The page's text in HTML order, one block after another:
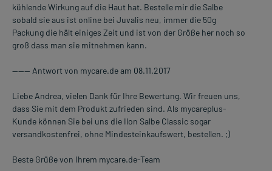
Hautstelle(n) gereinigt und desinfiziert werden. Die mit dem
Arzneimittel behandelte(n) Stelle(n) soll(ten) mit einem Verband
bedeckt werden.
Waschen Sie nach der Anwendung gründlich die Hände.
Ohne ärztlichen Rat sollte das Arzneimittel nicht länger als 3 Tage
angewendet werden, wenn innerhalb dieser Zeit keine Besserung
Ihrer Beschwerden eingetreten ist. Bei länger anhaltenden oder
regelmäßig wiederkehrenden Beschwerden sollten Sie Ihren Arzt
kühlende Wirkung auf die Haut hat. Bestelle mir die Salbe
sobald sie aus ist online bei Juvalis neu, immer die 50g
Packung die hält einiges Zeit und ist von der Größe her noch so
groß dass man sie mitnehmen kann.
------ Antwort von mycare.de am 08.11.2017
Liebe Andrea, vielen Dank für Ihre Bewertung. Wir freuen uns,
dass Sie mit dem Produkt zufrieden sind. Als mycareplus-
Kunde können Sie bei uns die Ilon Salbe Classic sogar
versandkostenfrei, ohne Mindesteinkaufswert, bestellen. ;)
Beste Grüße von Ihrem mycare.de-Team